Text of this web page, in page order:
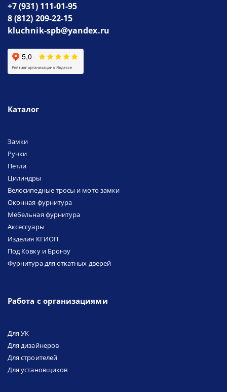
+7 (931) 111-01-95
8 (812) 209-22-15
kluchnik-spb@yandex.ru
Каталог
Замки
Ручки
Петли
Цилиндры
Велосипедные тросы и мото замки
Оконная фурнитура
Мебельная фурнитура
Аксессуары
Изделия КГИОП
Под Ковку и Бронзу
Фурнитура для откатных дверей
Работа с организациями
Для УК
Для дизайнеров
Для строителей
Для установщиков